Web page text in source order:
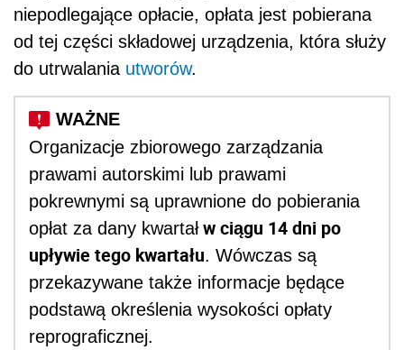
niepodlegające opłacie, opłata jest pobierana
od tej części składowej urządzenia, która służy
do utrwalania utworów.
Organizacje zbiorowego zarządzania
prawami autorskimi lub prawami
pokrewnymi są uprawnione do pobierania
opłat za dany kwartałw ciągu 14 dni po
upływie tego kwartału. Wówczas są
przekazywane także informacje będące
podstawą określenia wysokości opłaty
reprograficznej.